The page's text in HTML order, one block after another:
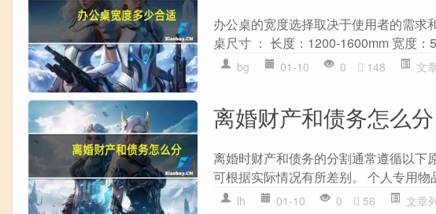
办公桌的宽度选择取决于使用者的需求
桌尺寸 ： 长度：1200-1600mm 宽度
bg 01-10 0 148 文
离婚财产和债务怎么分
离婚时财产和债务的分割通常遵循以下
可根据实际情况有所差别。 个人专用物
lh 01-10 0 56 文章